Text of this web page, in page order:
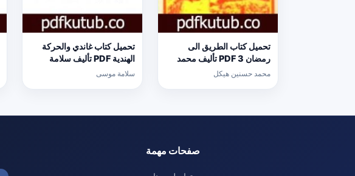
تحميل كتاب الطريق الى
رمضان 3 PDF تأليف محمد
حسنين هيكل مجانا [كامل]
محمد حسنين هيكل
تحميل كتاب غاندي والحركة
الهندية PDF تأليف سلامة
موسى مجانا [كامل]
سلامة موسى
صفحات مهمة